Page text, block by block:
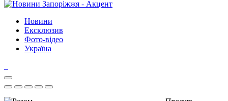
Новини
Ексклюзив
Фото-відео
Україна